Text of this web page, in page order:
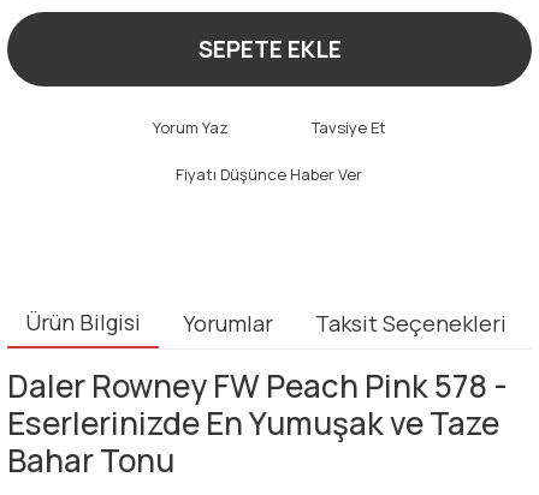
SEPETE EKLE
Yorum Yaz Tavsiye Et
Fiyatı Düşünce Haber Ver
Ürün Bilgisi Yorumlar Taksit Seçenekleri
Daler Rowney FW Peach Pink 578 -
Eserlerinizde En Yumuşak ve Taze
Bahar Tonu